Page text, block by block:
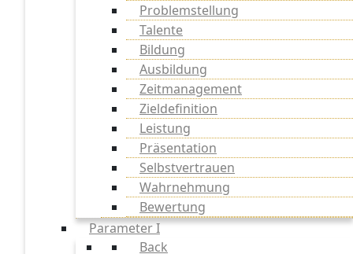
Problemstellung
Talente
Bildung
Ausbildung
Zeitmanagement
Zieldefinition
Leistung
Präsentation
Selbstvertrauen
Wahrnehmung
Bewertung
Parameter I
Back